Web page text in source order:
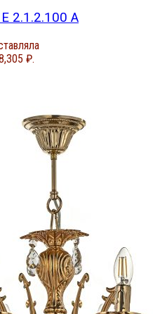
2.1.2.100 A
₽.